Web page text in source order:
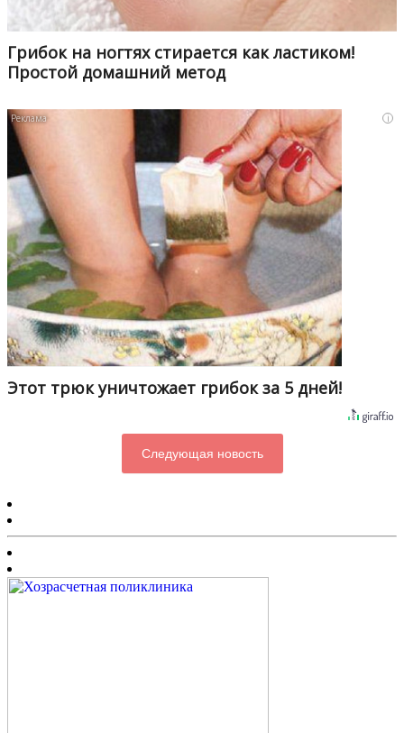
Грибок на ногтях стирается как ластиком!
Простой домашний метод
i
Этот трюк уничтожает грибок за 5 дней!
Следующая новость